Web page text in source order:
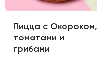
Пицца с Окороком,
томатами и
грибами